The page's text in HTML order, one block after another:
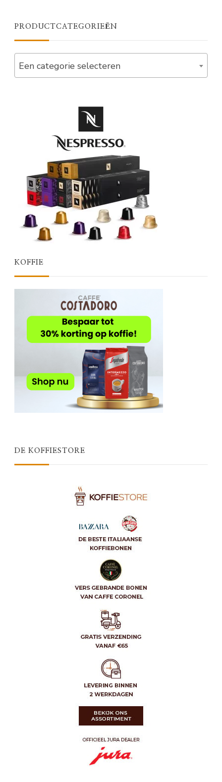
PRODUCTCATEGORIEËN
Een categorie selecteren
KOFFIE
DE KOFFIESTORE